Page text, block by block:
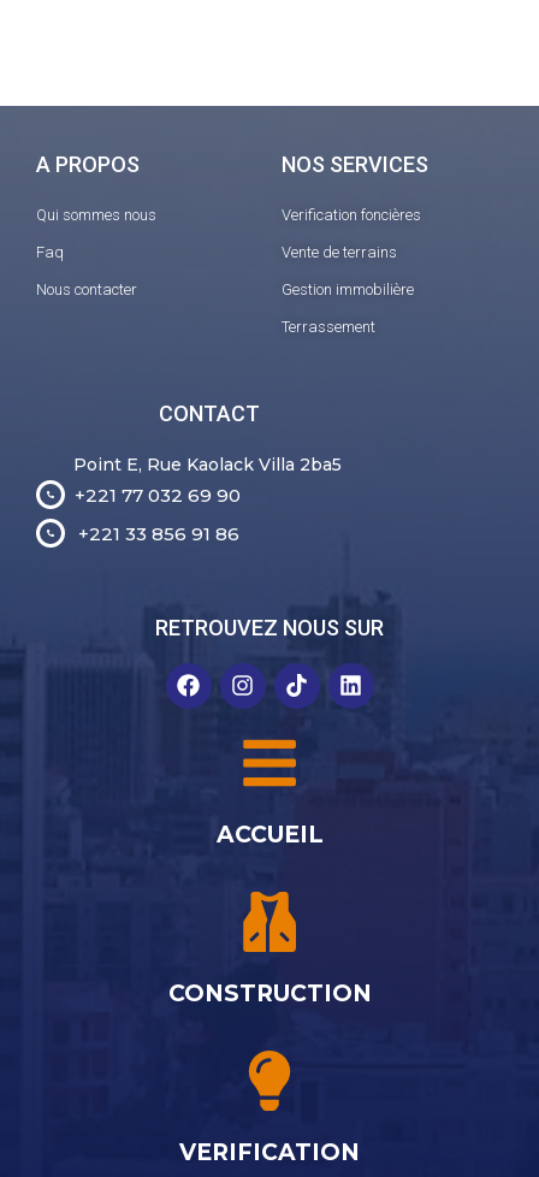
A PROPOS
Qui sommes nous
Faq
Nous contacter
NOS SERVICES
Verification foncières
Vente de terrains
Gestion immobilière
Terrassement
CONTACT
Point E, Rue Kaolack Villa 2ba5
+221 77 032 69 90
+221 33 856 91 86
RETROUVEZ NOUS SUR
ACCUEIL
CONSTRUCTION
VERIFICATION